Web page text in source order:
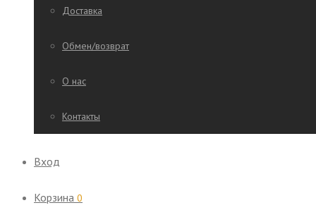
Доставка
Обмен/возврат
О нас
Контакты
Вход
Корзина 0